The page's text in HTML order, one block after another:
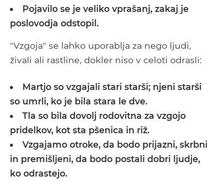
Pojavilo se je veliko vprašanj, zakaj je
poslovodja odstopil.
"Vzgoja" se lahko uporablja za nego ljudi,
živali ali rastline, dokler niso v celoti odrasli:
Martjo so vzgajali stari starši; njeni starši
so umrli, ko je bila stara le dve.
Tla so bila dovolj rodovitna za vzgojo
pridelkov, kot sta pšenica in riž.
Vzgajamo otroke, da bodo prijazni, skrbni
in premišljeni, da bodo postali dobri ljudje,
ko odrastejo.